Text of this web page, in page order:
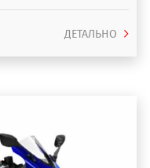
ДЕТАЛЬНО